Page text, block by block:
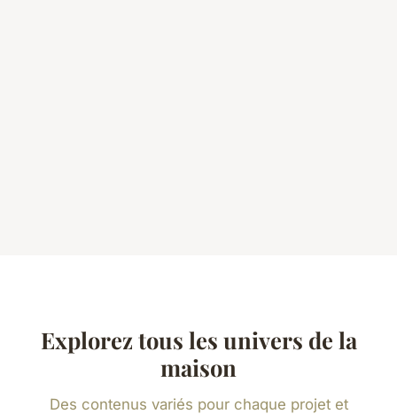
Explorez tous les univers de la
maison
Des contenus variés pour chaque projet et